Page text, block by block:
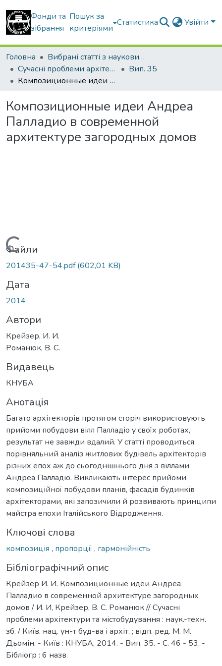
Фонди та
зібрання
Пошук за
критеріями
Статистика Увійти
Головна
Вибрані статті з наукових збірників КНУБА
Сучасні проблеми архітектури та містобудування
Вип. 35
Композиционные идеи Андреа Палладио в современной архитектуре загородных домов
Композиционные идеи Андреа
Палладио в современной
архитектуре загородных домов
Вантажиться...
Файли
201435-47-54.pdf(602,01 KB)
Дата
2014
Автори
Крейзер, И. И.
Романюк, В. С.
Видавець
КНУБА
Анотація
Багато архітекторів протягом сторіч використовують
прийоми побудови вілл Палладіо у своїх роботах,
результат не завжди вдалий. У статті проводиться
порівняльний аналіз житлових будівель архітекторів
різних епох аж до сьогоднішнього дня з віллами
Андреа Палладіо. Викликають інтерес прийоми
композиційної побудови планів, фасадів будинків
архітекторами, які запозичили й розвивають принципи
майстра епохи Італійського Відродження.
Ключові слова
композиція , пропорції, гармонійність
Бібліографічний опис
Крейзер И. И. Композиционные идеи Андреа
Палладио в современной архитектуре загородных
домов / И. И, Крейзер, В. С. Романюк // Сучасні
проблеми архітектури та містобудування : наук.-техн.
зб. / Київ. нац. ун-т буд-ва і архіт. ; відп. ред. М. М.
Дьомін. - Київ : КНУБА, 2014. - Вип. 35. - С. 46 - 53. -
Бібліогр : 6 назв.